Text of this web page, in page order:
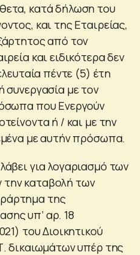
κατά δήλωση του
και της Εταιρείας,
από τον
και ειδικότερα δεν
πέντε (5) έτη
συνεργασία με τον
που Ενεργούν
ή / και με την
με αυτήν πρόσωπα.
για λογαριασμό των
καταβολή των
της
υπ’ αρ. 18
του Διοικητικού
δικαιωμάτων υπέρ της